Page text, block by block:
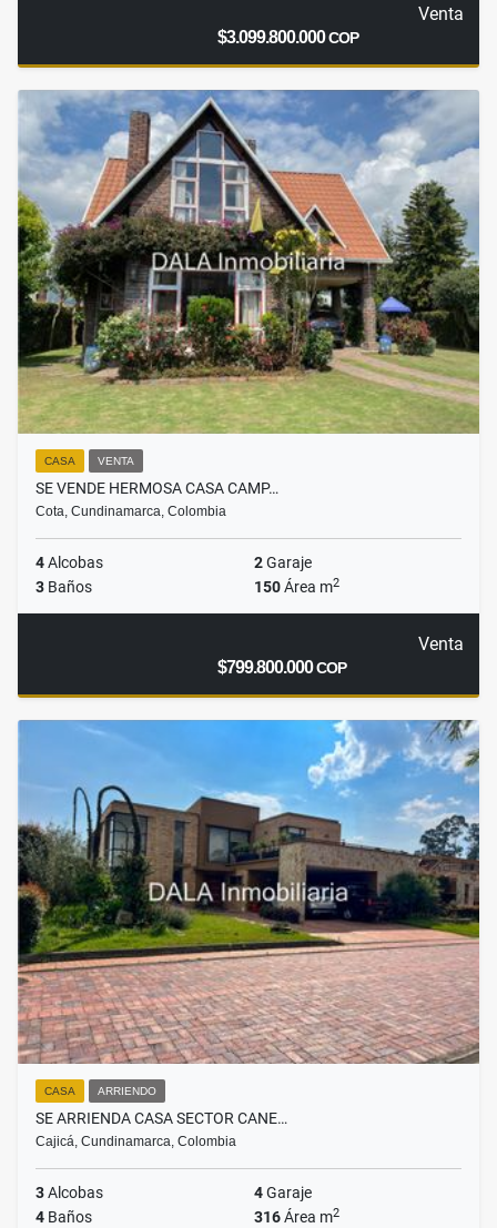
Venta
$3.099.800.000COP
CASA VENTA
SE VENDE HERMOSA CASA CAMP…
Cota, Cundinamarca, Colombia
4Alcobas 2Garaje
3 Baños 150Área m2
Venta
$799.800.000COP
CASA ARRIENDO
SE ARRIENDA CASA SECTOR CANE…
Cajicá, Cundinamarca, Colombia
3Alcobas 4Garaje
4 Baños 316Área m2